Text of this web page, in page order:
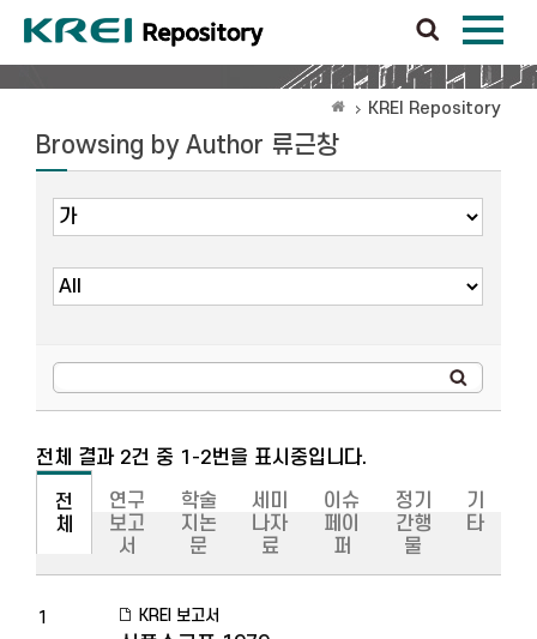
KREI Repository
Browsing by Author 류근창
전체 결과 2건 중 1-2번을 표시중입니다.
전
체
연구
보고
서
학술
지논
문
세미
나자
료
이슈
페이
퍼
정기
간행
물
기
타
1 KREI 보고서